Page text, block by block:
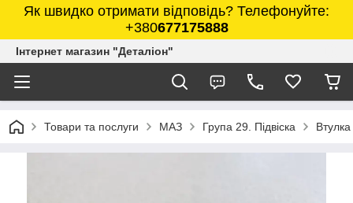
Як швидко отримати відповідь? Телефонуйте:
+380677175888
Інтернет магазин "Деталіон"
Товари та послуги МАЗ Група 29. Підвіска